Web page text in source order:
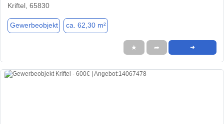
Kriftel, 65830
Gewerbeobjekt ca. 62,30 m²
★ ➦ ➜